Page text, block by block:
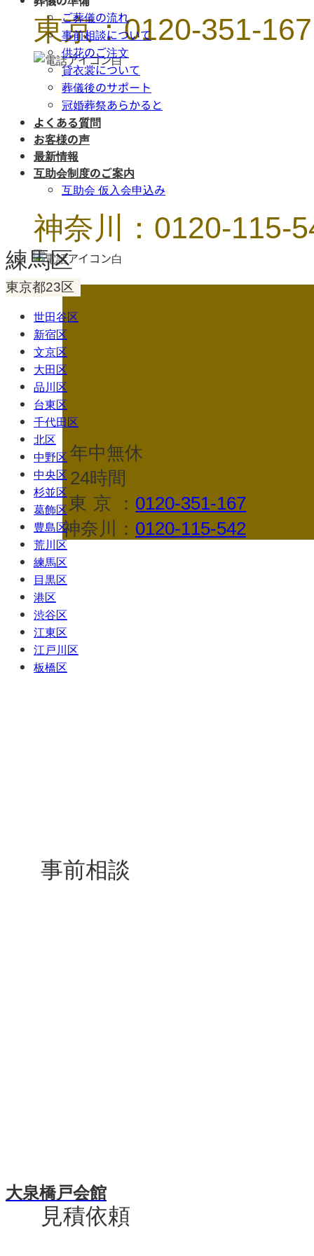
東京：0120-351-167
神奈川：0120-115-
年中無休
24時間
東京 ： 0120-351-167
神奈川： 0120-115-542
事前相談
見積依頼
ご葬儀の流れ
事前相談について
供花のご注文
貸衣裳について
葬儀後のサポート
冠婚葬祭あらかると
よくある質問
お客様の声
最新情報
互助会制度のご案内
互助会 仮入会申込み
練馬区
東京都23区
世田谷区
新宿区
文京区
大田区
品川区
台東区
千代田区
北区
中野区
中央区
杉並区
葛飾区
豊島区
荒川区
練馬区
目黒区
港区
渋谷区
江東区
江戸川区
板橋区
大泉橋戸会館